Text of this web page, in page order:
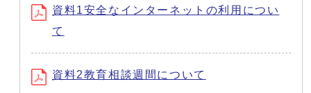
資料1安全なインターネットの利用につい
て
資料2教育相談週間について